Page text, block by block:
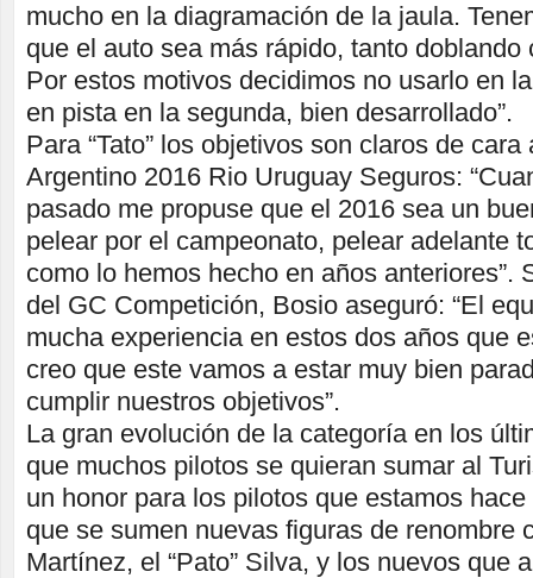
mucho en la diagramación de la jaula.
que el auto sea más rápido, tanto doblando
Por estos motivos decidimos no usarlo en
en pista en la segunda, bien desarrollado”.
Para “Tato” los objetivos son claros de
Argentino 2016 Rio Uruguay Seguros:
pasado me propuse que el 2016 sea un
pelear por el campeonato, pelear adelante
como lo hemos hecho en años anteriores”.
del GC Competición, Bosio aseguró: “El
mucha experiencia en estos dos años que
creo que este vamos a estar muy bien
cumplir nuestros objetivos”.
La gran evolución de la categoría en los
que muchos pilotos se quieran sumar al
un honor para los pilotos que estamos
que se sumen nuevas figuras de renombre
Martínez, el “Pato” Silva, y los nuevos que